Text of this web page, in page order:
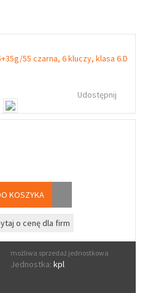
Udostępnij
KOSZYKA
o cenę dla firm
możliwa sprzedaż jednostkowa
Jednostka: kpl